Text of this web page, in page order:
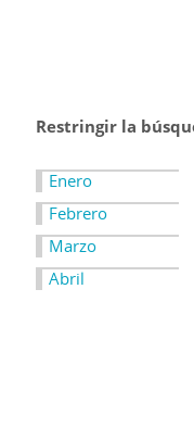
Restringir la
Enero
Febrero
Marzo
Abril